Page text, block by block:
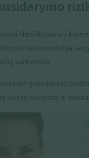
klasifikuojami į
rekomenduoja
vartojimas.
papildomas
kojinių devėjimą ar